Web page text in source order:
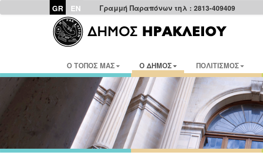
GR EN Γραμμή Παραπόνων τηλ : 2813-409409
Ο ΤΟΠΟΣ ΜΑΣ Ο ΔΗΜΟΣ ΠΟΛΙΤΙΣΜΟΣ